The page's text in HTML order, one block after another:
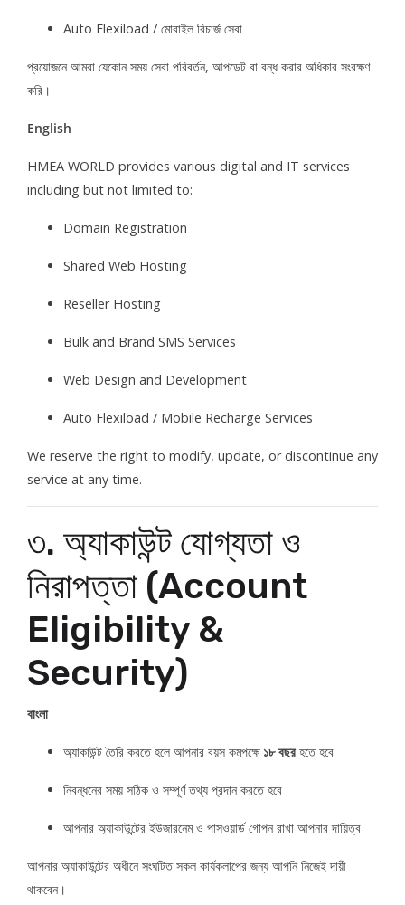
Auto Flexiload / মোবাইল রিচার্জ সেবা
প্রয়োজনে আমরা যেকোন সময় সেবা পরিবর্তন, আপডেট বা বন্ধ করার অধিকার সংরক্ষণ
করি।
English
HMEA WORLD provides various digital and IT services
including but not limited to:
Domain Registration
Shared Web Hosting
Reseller Hosting
Bulk and Brand SMS Services
Web Design and Development
Auto Flexiload / Mobile Recharge Services
We reserve the right to modify, update, or discontinue any
service at any time.
৩. অ্যাকাউন্ট যোগ্যতা ও
নিরাপত্তা (Account
Eligibility &
Security)
বাংলা
অ্যাকাউন্ট তৈরি করতে হলে আপনার বয়স কমপক্ষে ১৮ বছরহতে হবে
নিবন্ধনের সময় সঠিক ও সম্পূর্ণ তথ্য প্রদান করতে হবে
আপনার অ্যাকাউন্টের ইউজারনেম ও পাসওয়ার্ড গোপন রাখা আপনার দায়িত্ব
আপনার অ্যাকাউন্টের অধীনে সংঘটিত সকল কার্যকলাপের জন্য আপনি নিজেই দায়ী
থাকবেন।